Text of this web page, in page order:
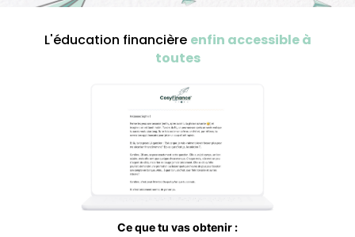
L'éducation financière enfin accessible à
toutes
Ce que tu vas obtenir :